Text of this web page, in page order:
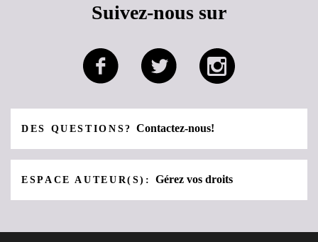
Suivez-nous sur
DES QUESTIONS?Contactez-nous!
ESPACE AUTEUR(S):Gérez vos droits